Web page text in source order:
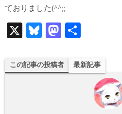
ておりました(^^;;
X
Bl
sk
y
M
to
do
この記事の投稿者 最新記事